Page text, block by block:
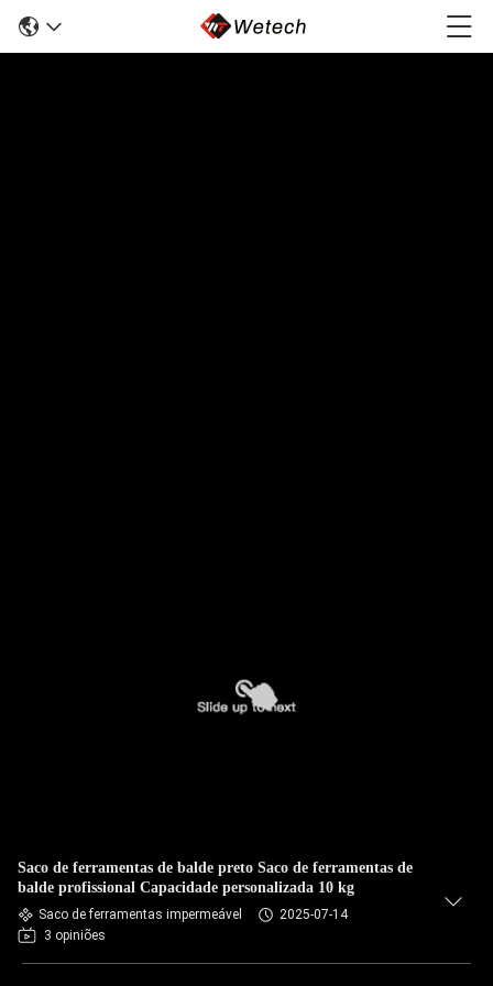
Saco de ferramentas de balde preto Saco de ferramentas de
balde profissional Capacidade personalizada 10 kg
Saco de ferramentas impermeável
2025-07-14
3 opiniões